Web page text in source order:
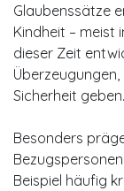
Glaubenssätze
Kindheit – meist
dieser Zeit
Sicherheit geben.
Besonders
Beispiel häufig